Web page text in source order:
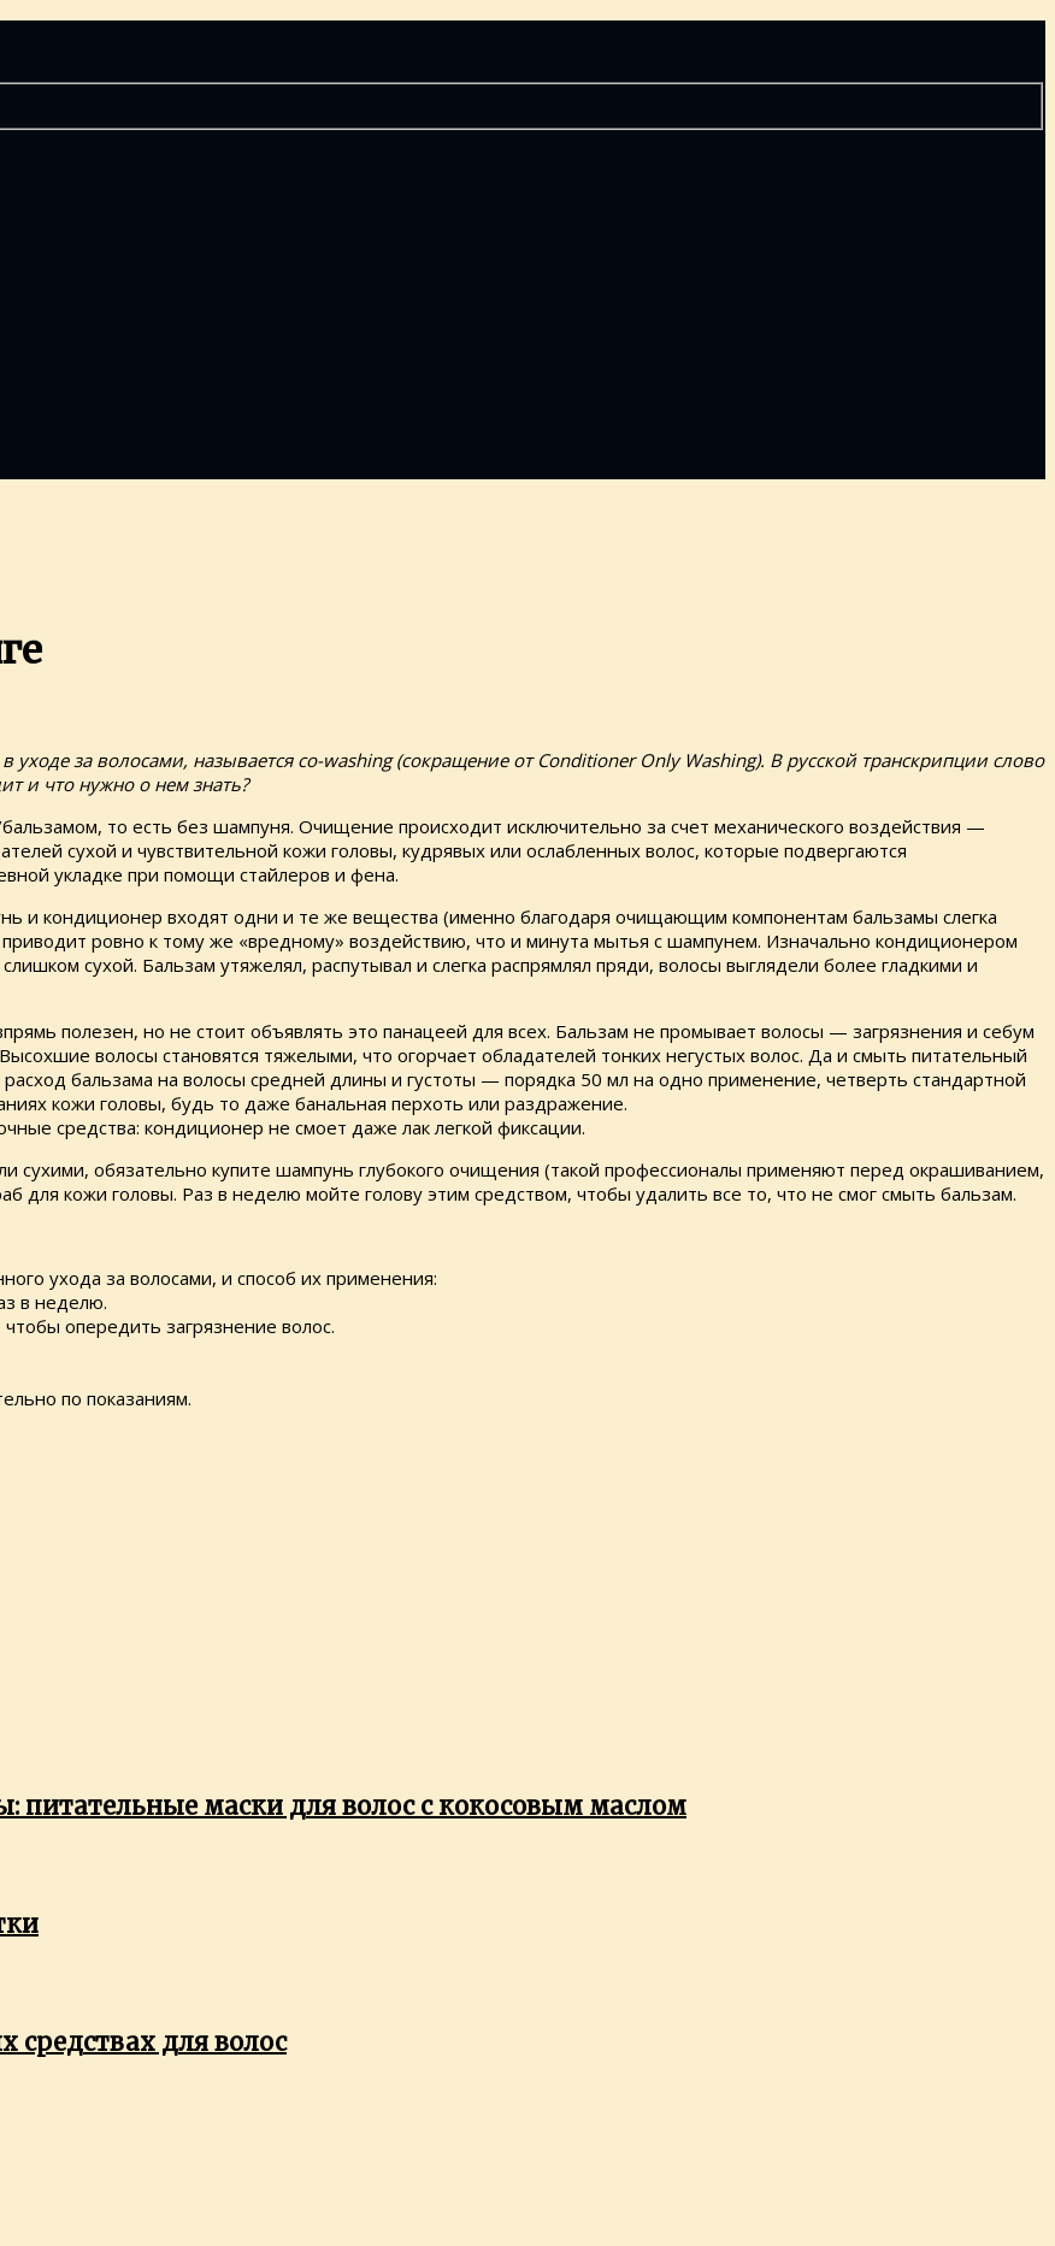
за волосами, называется co-washing (сокращение от Conditioner Only Washing). В русской транскрипции слово
и что нужно о нем знать?
то есть без шампуня. Очищение происходит исключительно за счет механического воздействия —
сухой и чувствительной кожи головы, кудрявых или ослабленных волос, которые подвергаются
укладке при помощи стайлеров и фена.
и кондиционер входят одни и те же вещества (именно благодаря очищающим компонентам бальзамы слегка
ровно к тому же «вредному» воздействию, что и минута мытья с шампунем. Изначально кондиционером
сухой. Бальзам утяжелял, распутывал и слегка распрямлял пряди, волосы выглядели более гладкими и
полезен, но не стоит объявлять это панацеей для всех. Бальзам не промывает волосы — загрязнения и себум
волосы становятся тяжелыми, что огорчает обладателей тонких негустых волос. Да и смыть питательный
бальзама на волосы средней длины и густоты — порядка 50 мл на одно применение, четверть стандартной
кожи головы, будь то даже банальная перхоть или раздражение.
средства: кондиционер не смоет даже лак легкой фиксации.
сухими, обязательно купите шампунь глубокого очищения (такой профессионалы применяют перед окрашиванием,
для кожи головы. Раз в неделю мойте голову этим средством, чтобы удалить все то, что не смог смыть бальзам.
ухода за волосами, и способ их применения:
в неделю.
опередить загрязнение волос.
по показаниям.
питательные маски для волос с кокосовым маслом
для волос